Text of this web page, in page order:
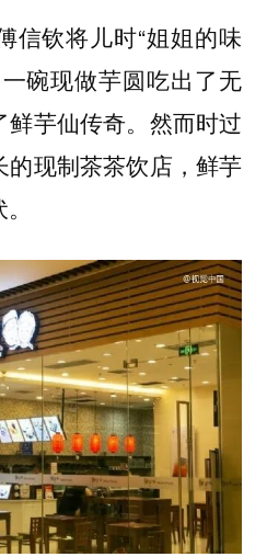
信钦将儿时“姐姐的味
碗现做芋圆吃出了无
芋仙传奇。然而时过
现制茶茶饮店，鲜芋